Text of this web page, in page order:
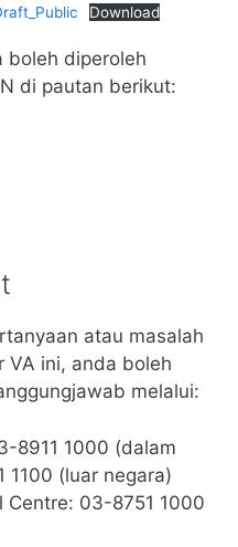
Download
boleh diperoleh
di pautan berikut:
atau masalah
VA ini, anda boleh
melalui:
8911 1000 (dalam
1100 (luar negara)
Centre: 03-8751 1000